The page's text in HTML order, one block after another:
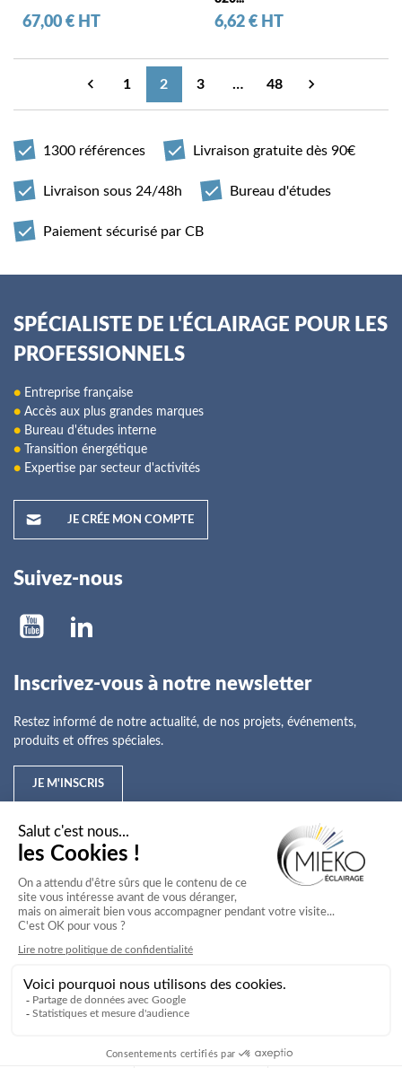
Prix
67,00 € HT
Prix
6,62 € HT
Précédent
 1 2 3 … 48
Suivant

1300 références Livraison gratuite dès 90€
Livraison sous 24/48h Bureau d'études
Paiement sécurisé par CB
SPÉCIALISTE DE L'ÉCLAIRAGE POUR LES
PROFESSIONNELS
● Entreprise française
● Accès aux plus grandes marques
● Bureau d'études interne
● Transition énergétique
● Expertise par secteur d'activités
JE CRÉE MON COMPTE
Suivez-nous
Inscrivez-vous à notre newsletter
Restez informé de notre actualité, de nos projets, événements,
produits et offres spéciales.
JE M'INSCRIS
Nos offres
Nos services
Nos secteurs d'activité
Service client
Conditions générales de vente
Politique de confidentialité